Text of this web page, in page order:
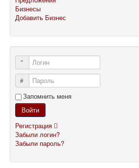
Бизнесы
Добавить Бизнес
Логин
Пароль
Запомнить меня
Войти
Регистрация
Забыли логин?
Забыли пароль?